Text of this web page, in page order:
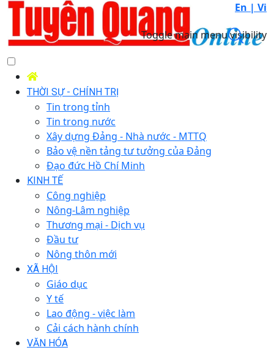
En | Vi
Toggle main menu visibility
THỜI SỰ - CHÍNH TRỊ
Tin trong tỉnh
Tin trong nước
Xây dựng Đảng - Nhà nước - MTTQ
Bảo vệ nền tảng tư tưởng của Đảng
Đạo đức Hồ Chí Minh
KINH TẾ
Công nghiệp
Nông-Lâm nghiệp
Thương mại - Dịch vụ
Đầu tư
Nông thôn mới
XÃ HỘI
Giáo dục
Y tế
Lao động - việc làm
Cải cách hành chính
VĂN HÓA